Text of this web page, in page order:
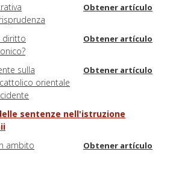
Obtener artículo
diritto
Obtener artículo
sulla
orientale
Obtener artículo
sentenze nell'istruzione
ambito
Obtener artículo